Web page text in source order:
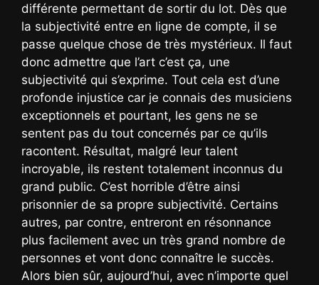
différente permettant de sortir du lot. Dès que
la subjectivité entre en ligne de compte, il se
passe quelque chose de très mystérieux. Il faut
donc admettre que l’art c’est ça, une
subjectivité qui s’exprime. Tout cela est d’une
profonde injustice car je connais des musiciens
exceptionnels et pourtant, les gens ne se
sentent pas du tout concernés par ce qu’ils
racontent. Résultat, malgré leur talent
incroyable, ils restent totalement inconnus du
grand public. C’est horrible d’être ainsi
prisonnier de sa propre subjectivité. Certains
autres, par contre, entreront en résonnance
plus facilement avec un très grand nombre de
personnes et vont donc connaître le succès.
Alors bien sûr, aujourd’hui, avec n’importe quel